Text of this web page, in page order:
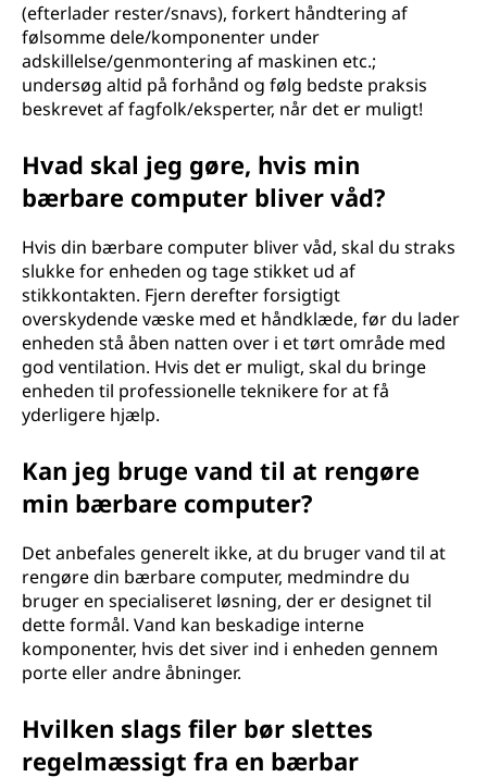
(efterlader rester/snavs), forkert håndtering af
følsomme dele/komponenter under
adskillelse/genmontering af maskinen etc.;
undersøg altid på forhånd og følg bedste praksis
beskrevet af fagfolk/eksperter, når det er muligt!
Hvad skal jeg gøre, hvis min
bærbare computer bliver våd?
Hvis din bærbare computer bliver våd, skal du straks
slukke for enheden og tage stikket ud af
stikkontakten. Fjern derefter forsigtigt
overskydende væske med et håndklæde, før du lader
enheden stå åben natten over i et tørt område med
god ventilation. Hvis det er muligt, skal du bringe
enheden til professionelle teknikere for at få
yderligere hjælp.
Kan jeg bruge vand til at rengøre
min bærbare computer?
Det anbefales generelt ikke, at du bruger vand til at
rengøre din bærbare computer, medmindre du
bruger en specialiseret løsning, der er designet til
dette formål. Vand kan beskadige interne
komponenter, hvis det siver ind i enheden gennem
porte eller andre åbninger.
Hvilken slags filer bør slettes
regelmæssigt fra en bærbar